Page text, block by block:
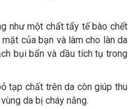
như một chất tẩy tế bào chết
của bạn và làm cho làn da
bụi bẩn và dầu tích tụ trong
tạp chất trên da còn giúp thu
da bị cháy nắng.